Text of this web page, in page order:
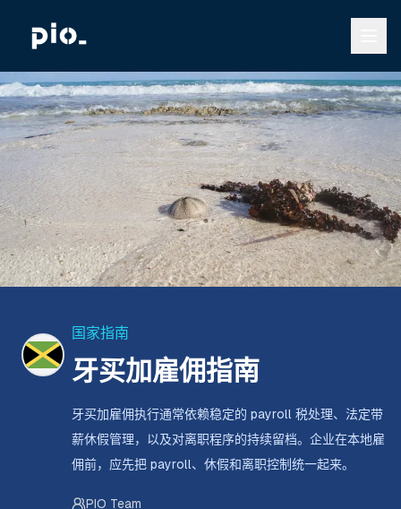
国家指南
牙买加雇佣指南
牙买加雇佣执行通常依赖稳定的 payroll 税处理、法定带
薪休假管理，以及对离职程序的持续留档。企业在本地雇
佣前，应先把 payroll、休假和离职控制统一起来。
PIO Team